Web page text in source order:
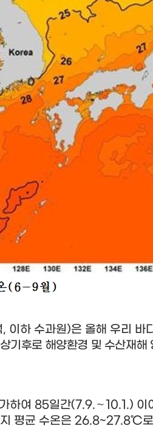
, 이하 수과원)은 올해 우리 바
기후로 해양환경 및 수산재
하여 85일간(7.9.∼10.1.) 이
평균 수온은 26.8~27.8℃